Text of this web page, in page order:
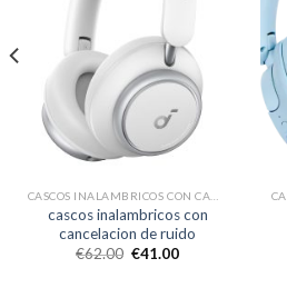
cascos inalambricos con
cancelacion de ruido
€62.00 €41.00